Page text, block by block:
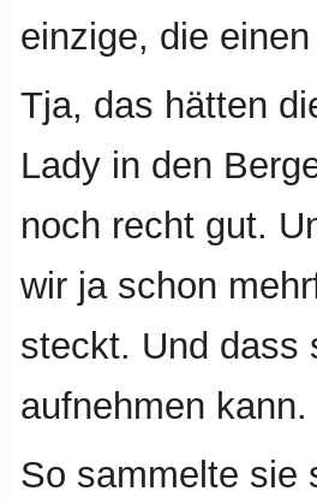
einzige, die
Tja, das hätten
Lady in den
noch recht gut.
wir ja schon
steckt. Und dass
aufnehmen kann.
So sammelte sie